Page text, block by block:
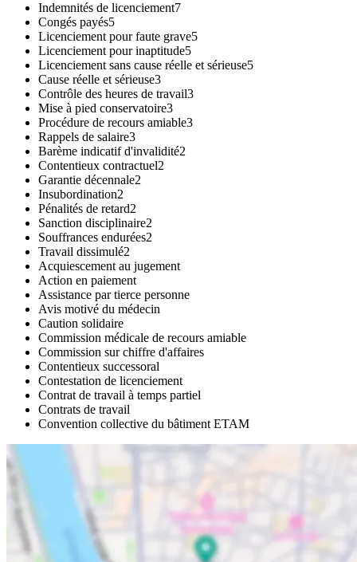
Indemnités de licenciement7
Congés payés5
Licenciement pour faute grave5
Licenciement pour inaptitude5
Licenciement sans cause réelle et sérieuse5
Cause réelle et sérieuse3
Contrôle des heures de travail3
Mise à pied conservatoire3
Procédure de recours amiable3
Rappels de salaire3
Barème indicatif d'invalidité2
Contentieux contractuel2
Garantie décennale2
Insubordination2
Pénalités de retard2
Sanction disciplinaire2
Souffrances endurées2
Travail dissimulé2
Acquiescement au jugement
Action en paiement
Assistance par tierce personne
Avis motivé du médecin
Caution solidaire
Commission médicale de recours amiable
Commission sur chiffre d'affaires
Contentieux successoral
Contestation de licenciement
Contrat de travail à temps partiel
Contrats de travail
Convention collective du bâtiment ETAM